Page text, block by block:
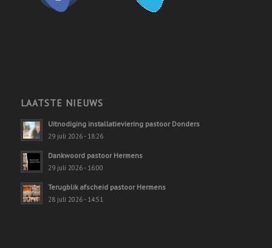
LAATSTE NIEUWS
Uitnodiging installatieviering pastoor Donders
29 juli 2026 - 18:26
Dankwoord pastoor Hermens
29 juli 2026 - 16:00
Terugblik afscheid pastoor Hermens
28 juli 2026 - 14:51